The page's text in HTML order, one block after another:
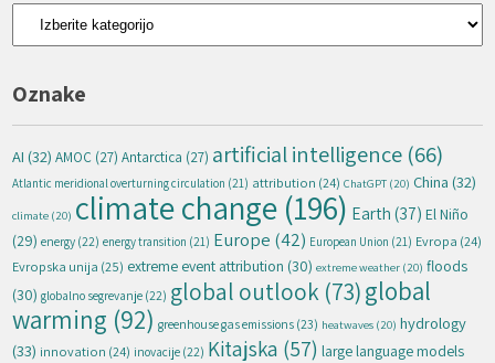
Kategorije
Oznake
AI (32) AMOC (27) Antarctica (27) artificial intelligence (66)
Atlantic meridional overturning circulation (21) attribution (24) ChatGPT (20) China (32)
climate (20) climate change (196) Earth (37) El Niño
(29) energy (22) energy transition (21) Europe (42) European Union (21) Evropa (24)
Evropska unija (25) extreme event attribution (30) extreme weather (20) floods
(30) globalno segrevanje (22) global outlook (73)global
warming (92) greenhouse gas emissions (23) heatwaves (20) hydrology
(33) innovation (24) inovacije (22) Kitajska (57) large language models